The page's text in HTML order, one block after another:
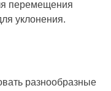
перемещения
уклонения.
разнообразные